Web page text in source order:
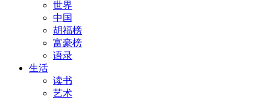
世界
中国
胡福榜
富豪榜
语录
生活
读书
艺术